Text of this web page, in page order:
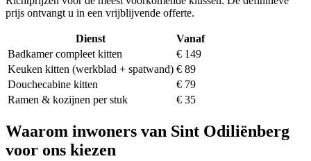
prijs ontvangt u in een vrijblijvende offerte.
Dienst
Vanaf
Badkamer compleet kitten
€ 149
Keuken kitten (werkblad + spatwand) € 89
Douchecabine kitten
€ 79
Ramen & kozijnen per stuk
€ 35
Waarom inwoners van Sint Odiliënberg
voor ons kiezen